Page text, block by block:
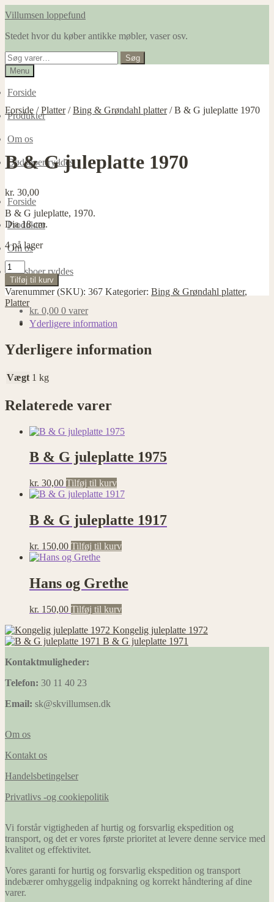
Spring
navigation
Spring
indhold
Villumsen loppefund
Stedet hvor du køber antikke møbler, vaser osv.
Søg
efter:
Søg
Menu
Forside
Produkter
Om os
Dødsboer ryddes
Forside
Produkter
Om os
Dødsboer ryddes
kr. 0,00 0 varer
Forside /Platter/Bing & Grøndahl platter/B & G juleplatte 1970
B & G juleplatte 1970
kr. 30,00
B & G juleplatte, 1970.
Dia 18 cm.
4 på lager
B
&
G
juleplatte
1970
antal
Tilføj til kurv
Varenummer (SKU): 367 Kategorier: Bing & Grøndahl platter,
Platter
Yderligere information
Yderligere information
Vægt 1 kg
Relaterede varer
B & G juleplatte 1975
kr. 30,00 Tilføj til kurv
B & G juleplatte 1917
kr. 150,00 Tilføj til kurv
Hans og Grethe
kr. 150,00 Tilføj til kurv
Kongelig juleplatte 1972
B & G juleplatte 1971
Kontaktmuligheder:
Telefon: 30 11 40 23
Email: sk@skvillumsen.dk
Om os
Kontakt os
Handelsbetingelser
Privatlivs -og cookiepolitik
Vi forstår vigtigheden af hurtig og forsvarlig ekspedition og
transport, og det er vores første prioritet at levere denne service med
kvalitet og effektivitet.
Vores garanti for hurtig og forsvarlig ekspedition og transport
indebærer omhyggelig indpakning og korrekt håndtering af dine
varer.